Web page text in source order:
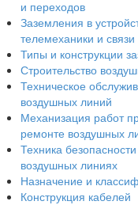
и переходов
Заземления в
телемеханики и связи
Типы и конструкции
Строительство
Техническое
воздушных линий
Механизация работ
ремонте воздушных
Техника
воздушных линиях
Назначение и
Конструкция кабелей